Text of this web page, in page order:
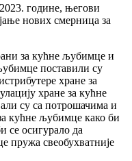
године, његови
нових смерница за
за кућне љубимце и
поставили су
хране за
хране за кућне
су са потрошачима и
кућне љубимце како би
се осигурало да
пружа свеобухватније